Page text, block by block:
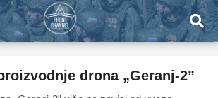
drona „Geranj-2”